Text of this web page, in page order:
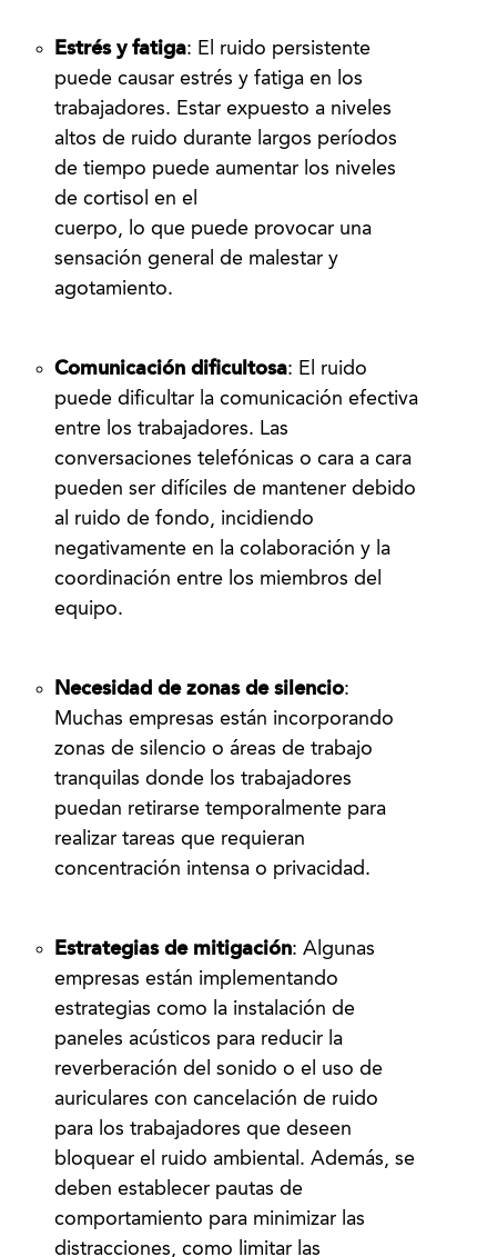
Estrés y fatiga: El ruido persistente
puede causar estrés y fatiga en los
trabajadores. Estar expuesto a niveles
altos de ruido durante largos períodos
de tiempo puede aumentar los niveles
de cortisol en el
cuerpo, lo que puede provocar una
sensación general de malestar y
agotamiento.
Comunicación dificultosa: El ruido
puede dificultar la comunicación efectiva
entre los trabajadores. Las
conversaciones telefónicas o cara a cara
pueden ser difíciles de mantener debido
al ruido de fondo, incidiendo
negativamente en la colaboración y la
coordinación entre los miembros del
equipo.
Necesidad de zonas de silencio:
Muchas empresas están incorporando
zonas de silencio o áreas de trabajo
tranquilas donde los trabajadores
puedan retirarse temporalmente para
realizar tareas que requieran
concentración intensa o privacidad.
Estrategias de mitigación: Algunas
empresas están implementando
estrategias como la instalación de
paneles acústicos para reducir la
reverberación del sonido o el uso de
auriculares con cancelación de ruido
para los trabajadores que deseen
bloquear el ruido ambiental. Además, se
deben establecer pautas de
comportamiento para minimizar las
distracciones, como limitar las